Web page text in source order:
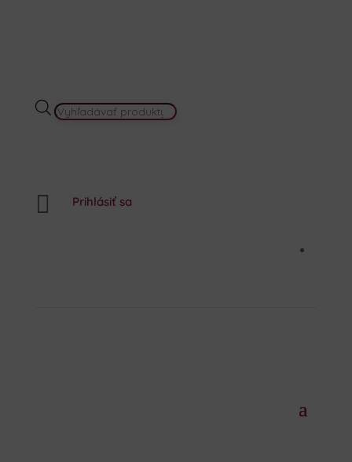
PRODUCTS
 Prihlásiť sa